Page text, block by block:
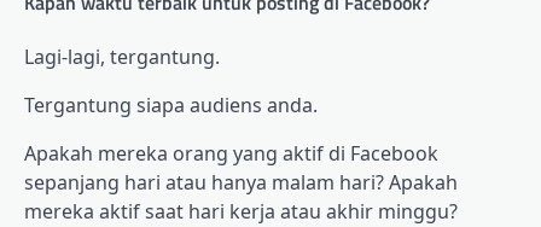
Lagi-lagi, tergantung.
Tergantung siapa audiens anda.
Apakah mereka orang yang aktif di Facebook
sepanjang hari atau hanya malam hari? Apakah
mereka aktif saat hari kerja atau akhir minggu?